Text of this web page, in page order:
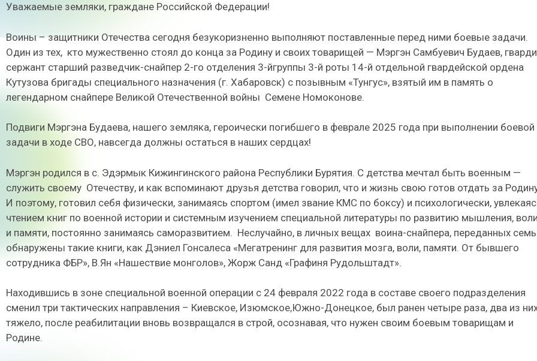
Уважаемые земляки, граждане Российской Федерации!
Воины – защитники Отечества сегодня безукоризненно выполняют поставленные перед ними боевые задачи.
Один из тех, кто мужественно стоял до конца за Родину и своих товарищей — Мэргэн Самбуевич Будаев,
сержант старший разведчик-снайпер 2-го отделения 3-йгруппы 3-й роты 14-й отдельной гвардейской ордена
Кутузова бригады специального назначения (г. Хабаровск) с позывным «Тунгус», взятый им в память о
легендарном снайпере Великой Отечественной войны Семене Номоконове.
Подвиги Мэргэна Будаева, нашего земляка, героически погибшего в феврале 2025 года при выполнении боевой
задачи в ходе СВО, навсегда должны остаться в наших сердцах!
Мэргэн родился в с. Эдэрмык Кижингинского района Республики Бурятия. С детства мечтал быть военным —
служить своему Отечеству, и как вспоминают друзья детства говорил, что и жизнь свою готов отдать за
И поэтому, готовил себя физически, занимаясь спортом (имел звание КМС по боксу) и психологически,
чтением книг по военной истории и системным изучением специальной литературы по развитию мышления,
и памяти, постоянно занимаясь саморазвитием. Неслучайно, в личных вещах воина-снайпера, переданных
обнаружены такие книги, как Дэниел Гонсалеса «Мегатренинг для развития мозга, воли, памяти. От бывшего
сотрудника ФБР», В.Ян «Нашествие монголов», Жорж Санд «Графиня Рудольштадт».
Находившись в зоне специальной военной операции с 24 февраля 2022 года в составе своего подразделения
сменил три тактических направления – Киевское, Изюмское,Южно-Донецкое, был ранен четыре раза, два из
тяжело, после реабилитации вновь возвращался в строй, осознавая, что нужен своим боевым товарищам и
Родине.